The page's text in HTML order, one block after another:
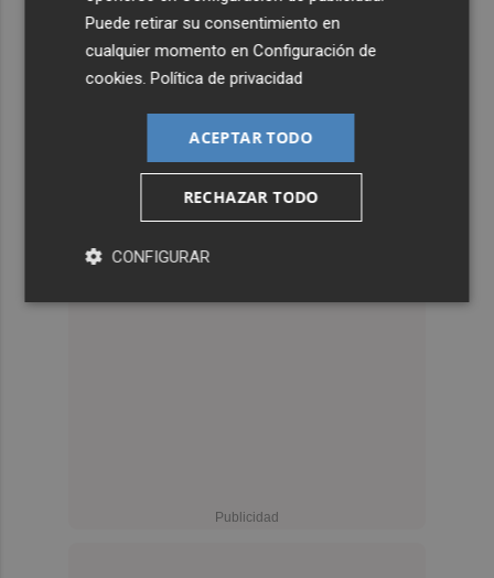
Puede retirar su consentimiento en
cualquier momento enConfiguración de
cookies .Política de privacidad
ACEPTAR TODO
RECHAZAR TODO
CONFIGURAR